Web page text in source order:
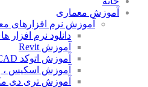
آموزش معماری
آموزش نرم افزارهای
دانلود نرم افزار
آموزش Revit
آموزش اتوکد Auto CAD
آموزش اسکیس ،
آموزش تری دی